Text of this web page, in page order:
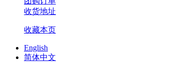
收货地址
收藏本页
English
简体中文